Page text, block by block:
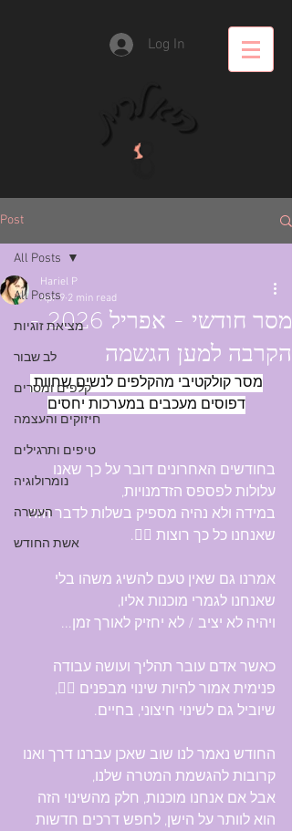
Log In
Post
All Posts
מציאת זוגיות
לב שבור
קלפים ומסרים
חיזוקים והעצמה
טיפים ותרגילים
נומרולוגיה
העשרה
אשת החודש
All Posts
מסר חודשי - אפריל 2026 -
הקרבה למען הגשמה
Hariel P
Apr 9 2 min read
מסר קולקטיבי מהקלפים לנשים שחוות
דפוסים מעכבים במערכות יחסים
בחודשים האחרונים דובר על כך שאנו
עלולות לפספס הזדמנויות,
במידה ולא נהיה מספיק בשלות לדבר הזה
שאנחנו כל כך רוצות 🤷‍♀️.
אמרנו גם שאין טעם להשיג משהו בלי
שאנחנו לגמרי מוכנות אליו,
ויהיה לא יציב / לא יחזיק לאורך זמן...
כאשר אדם עובר תהליך ועושה עבודה
פנימית אמור להיות שינוי מבפנים 🧘‍♀️,
שיוביל גם לשינוי חיצוני, בחיים.
החודש נאמר לנו שוב שאכן עברנו דרך ואנו
קרובות להגשמת המטרה שלנו,
אבל אם אנחנו מוכנות, חלק מהשינוי הזה
הוא לוותר על הישן, לחפש דרכים חדשות